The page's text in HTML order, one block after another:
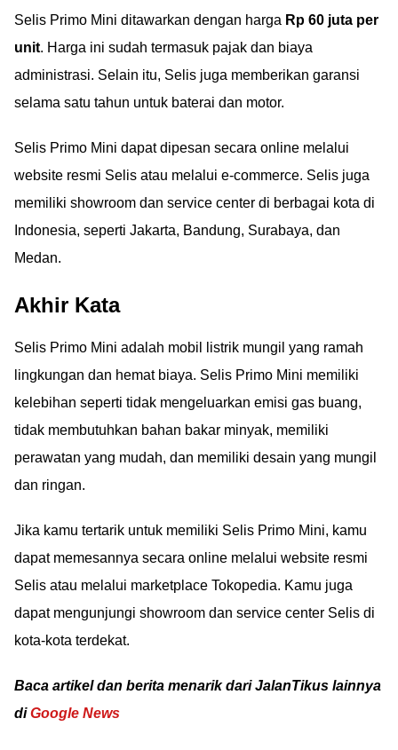
Selis Primo Mini ditawarkan dengan harga Rp 60 juta per
unit. Harga ini sudah termasuk pajak dan biaya
administrasi. Selain itu, Selis juga memberikan garansi
selama satu tahun untuk baterai dan motor.
Selis Primo Mini dapat dipesan secara online melalui
website resmi Selis atau melalui e-commerce. Selis juga
memiliki showroom dan service center di berbagai kota di
Indonesia, seperti Jakarta, Bandung, Surabaya, dan
Medan.
Akhir Kata
Selis Primo Mini adalah mobil listrik mungil yang ramah
lingkungan dan hemat biaya. Selis Primo Mini memiliki
kelebihan seperti tidak mengeluarkan emisi gas buang,
tidak membutuhkan bahan bakar minyak, memiliki
perawatan yang mudah, dan memiliki desain yang mungil
dan ringan.
Jika kamu tertarik untuk memiliki Selis Primo Mini, kamu
dapat memesannya secara online melalui website resmi
Selis atau melalui marketplace Tokopedia. Kamu juga
dapat mengunjungi showroom dan service center Selis di
kota-kota terdekat.
Baca artikel dan berita menarik dari JalanTikus lainnya
diGoogle News